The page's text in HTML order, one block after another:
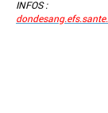
INFOS :